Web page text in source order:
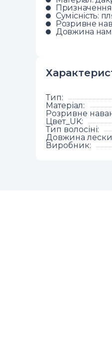
Сумісність:
Розривне
Довжина
Тип:
Матеріал:
Розривне
Цвет_UK:
Тип волосіні:
Довжина лески
Виробник: